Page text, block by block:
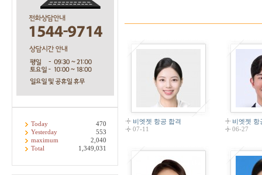
Today
470
Yesterday
553
maximum
2,040
Total
1,349,031
비엣젯 항공 합격
07-11
비엣젯 항
06-27